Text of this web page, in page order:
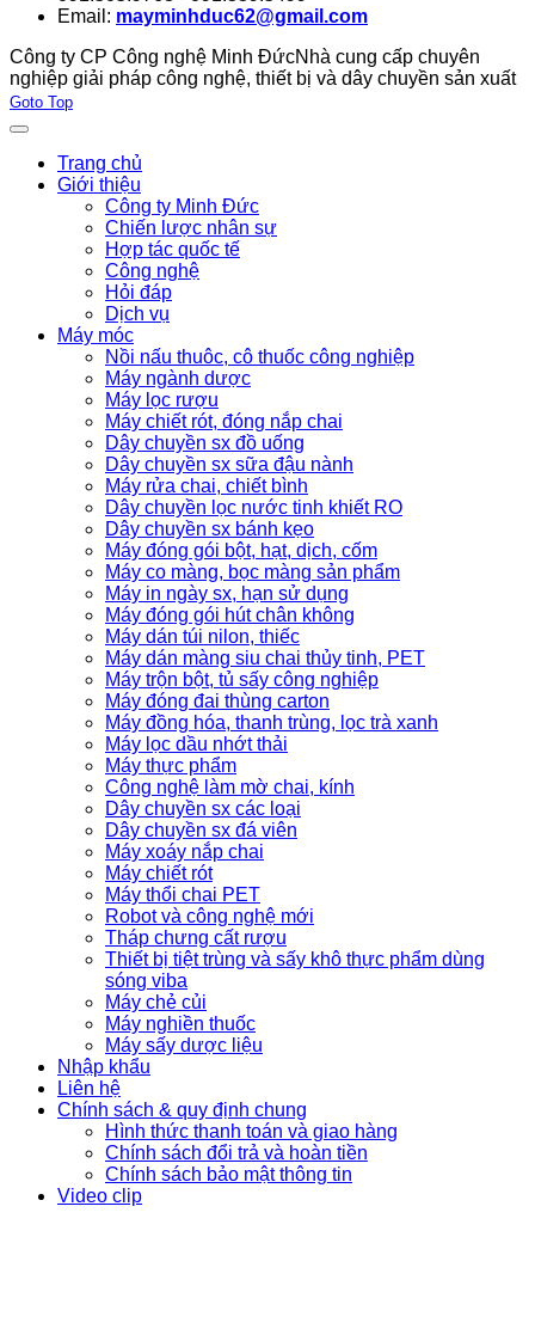
Email: mayminhduc62@gmail.com
Công ty CP Công nghệ Minh ĐứcNhà cung cấp chuyên
nghiệp giải pháp công nghệ, thiết bị và dây chuyền sản xuất
Joomla! 3 Templates
Goto Top
Trang chủ
Giới thiệu
Công ty Minh Đức
Chiến lược nhân sự
Hợp tác quốc tế
Công nghệ
Hỏi đáp
Dịch vụ
Máy móc
Nồi nấu thuôc, cô thuốc công nghiệp
Máy ngành dược
Máy lọc rượu
Máy chiết rót, đóng nắp chai
Dây chuyền sx đồ uống
Dây chuyền sx sữa đậu nành
Máy rửa chai, chiết bình
Dây chuyền lọc nước tinh khiết RO
Dây chuyền sx bánh kẹo
Máy đóng gói bột, hạt, dịch, cốm
Máy co màng, bọc màng sản phẩm
Máy in ngày sx, hạn sử dụng
Máy đóng gói hút chân không
Máy dán túi nilon, thiếc
Máy dán màng siu chai thủy tinh, PET
Máy trộn bột, tủ sấy công nghiệp
Máy đóng đai thùng carton
Máy đồng hóa, thanh trùng, lọc trà xanh
Máy lọc dầu nhớt thải
Máy thực phẩm
Công nghệ làm mờ chai, kính
Dây chuyền sx các loại
Dây chuyền sx đá viên
Máy xoáy nắp chai
Máy chiết rót
Máy thổi chai PET
Robot và công nghệ mới
Tháp chưng cất rượu
Thiết bị tiệt trùng và sấy khô thực phẩm dùng
sóng viba
Máy chẻ củi
Máy nghiền thuốc
Máy sấy dược liệu
Nhập khẩu
Liên hệ
Chính sách & quy định chung
Hình thức thanh toán và giao hàng
Chính sách đổi trả và hoàn tiền
Chính sách bảo mật thông tin
Video clip